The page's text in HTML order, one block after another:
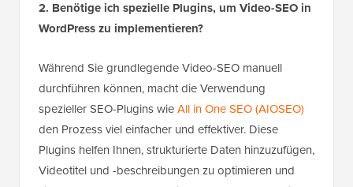
2. Benötige ich spezielle Plugins, um Video-SEO in
WordPress zu implementieren?
Während Sie grundlegende Video-SEO manuell
durchführen können, macht die Verwendung
spezieller SEO-Plugins wieAll in One SEO (AIOSEO)
den Prozess viel einfacher und effektiver. Diese
Plugins helfen Ihnen, strukturierte Daten hinzuzufügen,
Videotitel und -beschreibungen zu optimieren und